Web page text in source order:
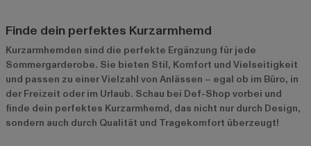
Finde dein perfektes Kurzarmhemd
Kurzarmhemden sind die perfekte Ergänzung für jede
Sommergarderobe. Sie bieten Stil, Komfort und Vielseitigkeit
und passen zu einer Vielzahl von Anlässen – egal ob im Büro, in
der Freizeit oder im Urlaub. Schau bei Def-Shop vorbei und
finde dein perfektes Kurzarmhemd, das nicht nur durch Design,
sondern auch durch Qualität und Tragekomfort überzeugt!